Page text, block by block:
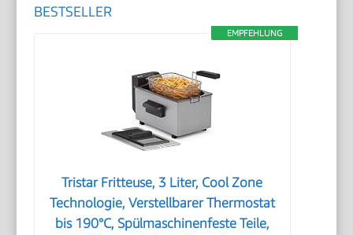
BESTSELLER
EMPFEHLUNG
Tristar Fritteuse, 3 Liter, Cool Zone
Technologie, Verstellbarer Thermostat
bis 190°C, Spülmaschinenfeste Teile,